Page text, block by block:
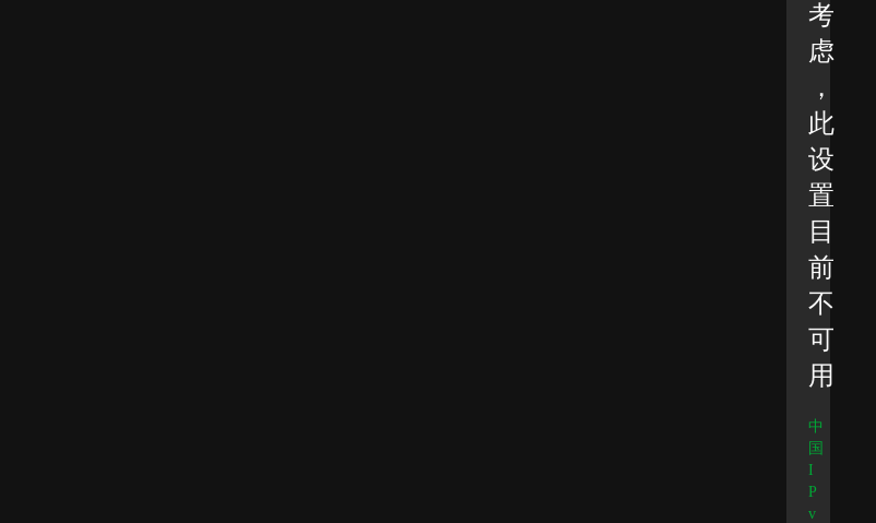
考
虑
，
此
设
置
目
前
不
可
用
中
国
I
P
v